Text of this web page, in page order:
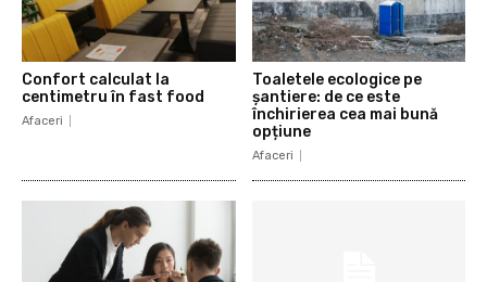
Confort calculat la
centimetru în fast food
Afaceri
Toaletele ecologice pe
șantiere: de ce este
închirierea cea mai bună
opțiune
Afaceri